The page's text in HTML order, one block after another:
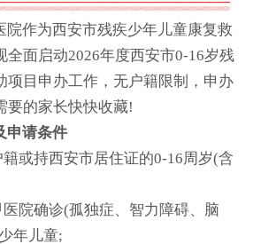
院作为西安市残疾少年儿童康复救
全面启动2026年度西安市0-16岁残
项目申办工作，无户籍限制，申办
要的家长快快收藏!
申请条件
或持西安市居住证的0-16周岁(含
院确诊(孤独症、智力障碍、脑
年儿童;